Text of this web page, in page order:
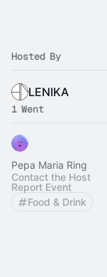
Hosted By
LENIKA
1 Went
Pepa Maria Ring
Contact the Host
Report Event
Food & Drink